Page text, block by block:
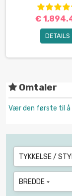
€
DETAILS
Omtaler
Vær den første til å
TYKKELSE /
BREDDE 